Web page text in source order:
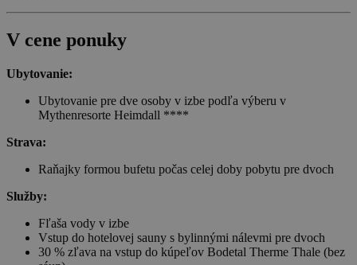
V cene ponuky
Ubytovanie:
Ubytovanie pre dve osoby v izbe podľa výberu v
Mythenresorte Heimdall ****
Strava:
Raňajky formou bufetu počas celej doby pobytu pre dvoch
Služby:
Fľaša vody v izbe
Vstup do hotelovej sauny s bylinnými nálevmi pre dvoch
30 % zľava na vstup do kúpeľov Bodetal Therme Thale (bez